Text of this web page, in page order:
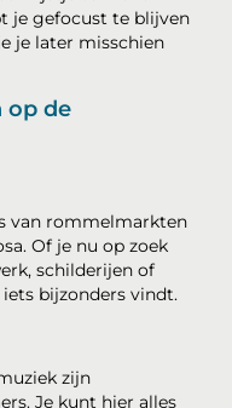
je gefocust te blijven
je later misschien
op de
van rommelmarkten
Of je nu op zoek
schilderijen of
bijzonders vindt.
zijn
Je kunt hier alles